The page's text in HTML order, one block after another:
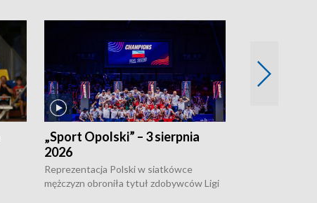
„Sport Opolski” – 3 sierpnia
2026
Reprezentacja Polski w siatkówce
mężczyzn obroniła tytuł zdobywców Ligi